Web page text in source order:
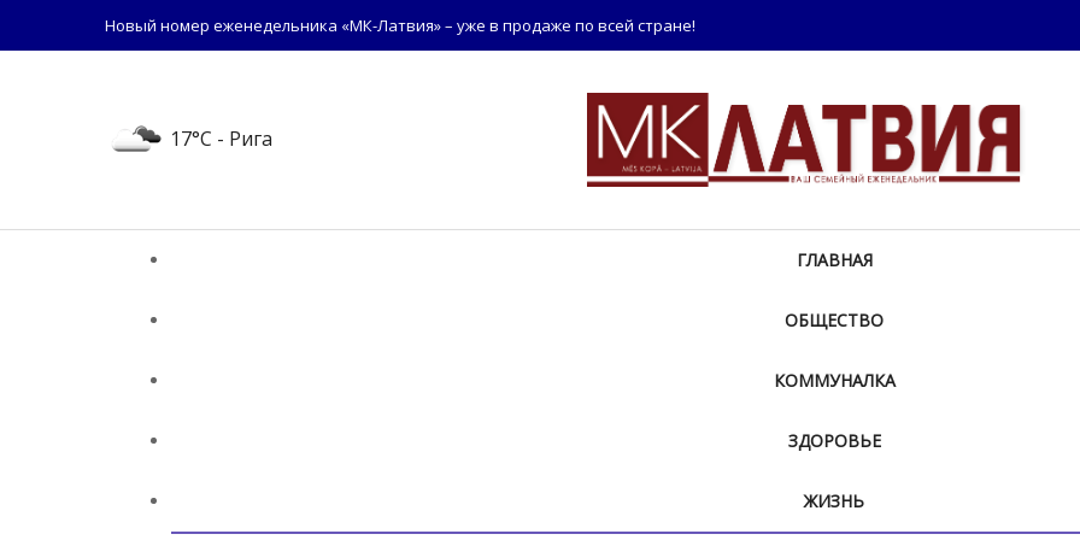
Новый номер еженедельника «МК-Латвия» – уже в продаже по всей стране!
17°C - Рига
ГЛАВНАЯ
ОБЩЕСТВО
КОММУНАЛКА
ЗДОРОВЬЕ
ЖИЗНЬ